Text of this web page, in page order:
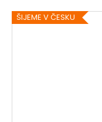
ŠIJEME V ČESKU